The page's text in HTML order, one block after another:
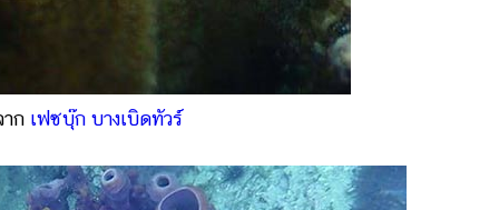
ก เฟซบุ๊ก บางเบิดทัวร์